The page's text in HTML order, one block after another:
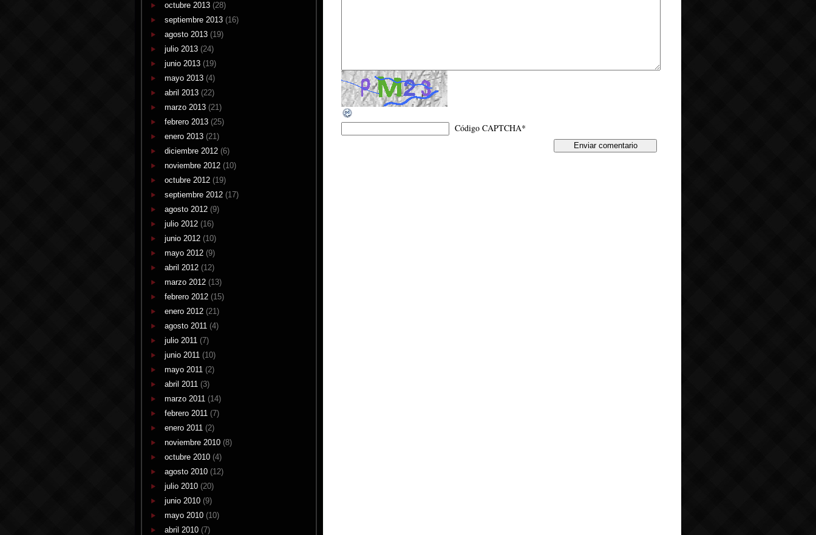
octubre 2013 (28)
septiembre 2013 (16)
agosto 2013 (19)
julio 2013 (24)
junio 2013 (19)
mayo 2013 (4)
abril 2013 (22)
marzo 2013 (21)
febrero 2013 (25)
enero 2013 (21)
diciembre 2012 (6)
noviembre 2012 (10)
octubre 2012 (19)
septiembre 2012 (17)
agosto 2012 (9)
julio 2012 (16)
junio 2012 (10)
mayo 2012 (9)
abril 2012 (12)
marzo 2012 (13)
febrero 2012 (15)
enero 2012 (21)
agosto 2011 (4)
julio 2011 (7)
junio 2011 (10)
mayo 2011 (2)
abril 2011 (3)
marzo 2011 (14)
febrero 2011 (7)
enero 2011 (2)
noviembre 2010 (8)
octubre 2010 (4)
agosto 2010 (12)
julio 2010 (20)
junio 2010 (9)
mayo 2010 (10)
abril 2010 (7)
Código CAPTCHA*